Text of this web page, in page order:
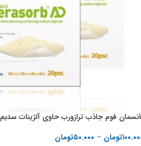
فوم جاذب ترازورب حاوی آلژینات سدیم
تومان – ۵۰.۰۰۰تومان